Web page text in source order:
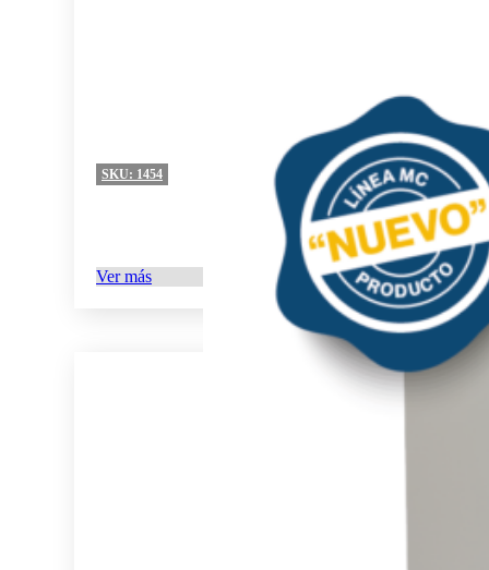
SKU: 1454
Ver más